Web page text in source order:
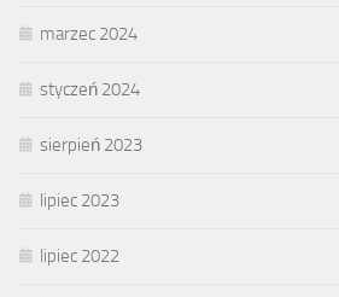
marzec 2024
styczeń 2024
sierpień 2023
lipiec 2023
lipiec 2022